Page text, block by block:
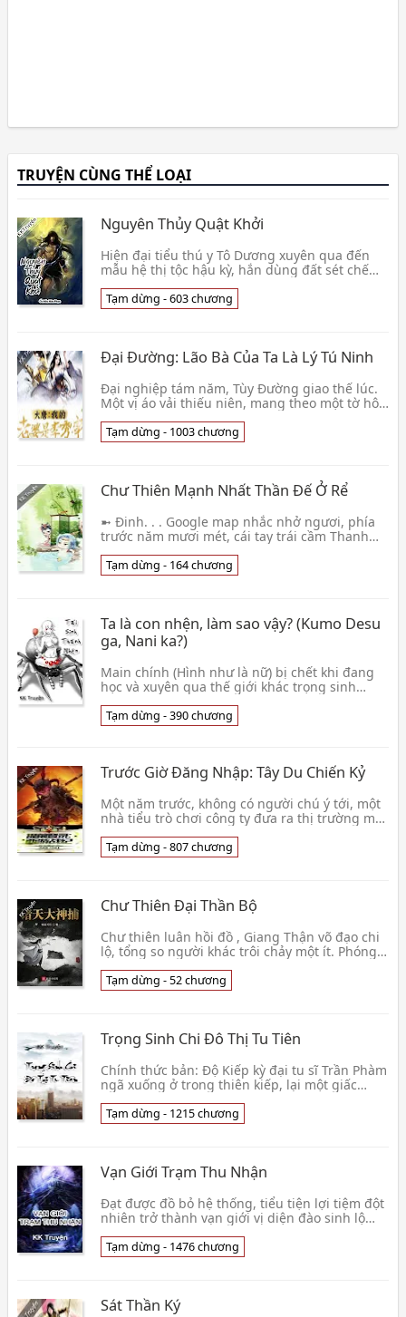
TRUYỆN CÙNG THỂ LOẠI
Nguyên Thủy Quật Khởi
Hiện đại tiểu thú y Tô Dương xuyên qua đến
mẫu hệ thị tộc hậu kỳ, hắn dùng đất sét chế
dịch, nuô👦 Ốc đầu hữu phạn
Tạm dừng - 603 chương
Đại Đường: Lão Bà Của Ta Là Lý Tú Ninh
Đại nghiệp tám năm, Tùy Đường giao thế lúc.
Một vị áo vải thiếu niên, mang theo một tờ hôn
trung hào👦 Thiên Mệnh Dương Chiêu
Tạm dừng - 1003 chương
Chư Thiên Mạnh Nhất Thần Đế Ở Rể
➼ Đinh. . . Google map nhắc nhở ngươi, phía
trước năm mươi mét, cái tay trái cầm Thanh
Nguyệt Lưu Tin👦 Lưỡng Chích Tiểu Long Hà
Tạm dừng - 164 chương
Ta là con nhện, làm sao vậy? (Kumo Desu
ga, Nani ka?)
Main chính (Hình như là nữ) bị chết khi đang
học và xuyên qua thế giới khác trọng sinh
Tạm dừng - 390 chương
Trước Giờ Đăng Nhập: Tây Du Chiến Kỷ
Một năm trước, không có người chú ý tới, một
nhà tiểu trò chơi công ty đưa ra thị trường một
năm👦 Lượng Tinh Tinh
Tạm dừng - 807 chương
Chư Thiên Đại Thần Bộ
Chư thiên luân hồi đồ , Giang Thận võ đạo chi
lộ, tổng so người khác trôi chảy một ít. Phóng
đây👦 Muối Tiêu Cocacola
Tạm dừng - 52 chương
Trọng Sinh Chi Đô Thị Tu Tiên
Chính thức bản: Độ Kiếp kỳ đại tu sĩ Trần Phàm
ngã xuống ở trong thiên kiếp, lại một giấc
nhỏ th👦 Thập Lý Kiếm Thần
Tạm dừng - 1215 chương
Vạn Giới Trạm Thu Nhận
Đạt được đồ bỏ hệ thống, tiểu tiện lợi tiệm đột
nhiên trở thành vạn giới vị diện đào sinh lộ
👦 Giá Ngự Sử Dân
Tạm dừng - 1476 chương
Sát Thần Ký